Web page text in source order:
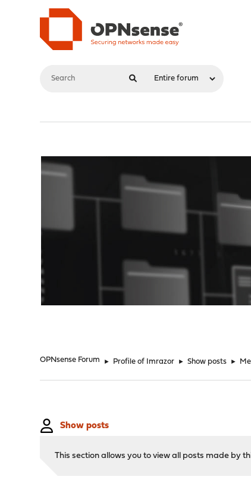
OPNsense Forum ► Profile of Imrazor ► Show posts ►
Show posts
This section allows you to view all posts made by